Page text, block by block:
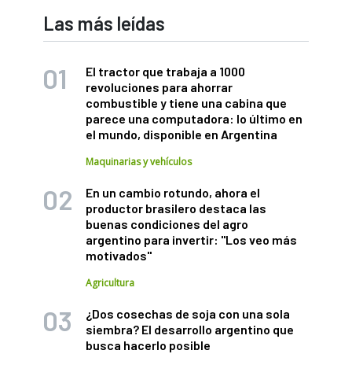
Las más leídas
El tractor que trabaja a 1000
revoluciones para ahorrar
combustible y tiene una cabina que
parece una computadora: lo último en
el mundo, disponible en Argentina
Maquinarias y vehículos
En un cambio rotundo, ahora el
productor brasilero destaca las
buenas condiciones del agro
argentino para invertir: "Los veo más
motivados"
Agricultura
¿Dos cosechas de soja con una sola
siembra? El desarrollo argentino que
busca hacerlo posible